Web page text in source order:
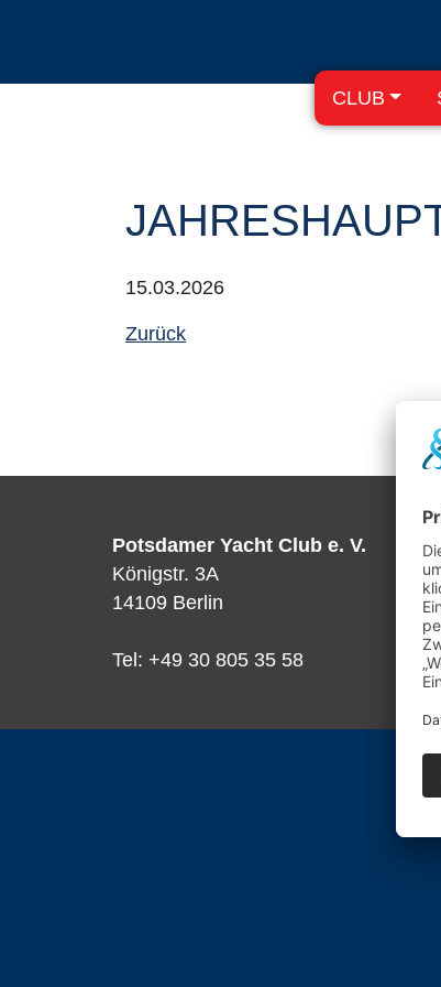
CLUB
15.03.2026
Zurück
Potsdamer Yacht Club e. V.
Königstr. 3A
14109 Berlin
Tel: +49 30 805 35 58